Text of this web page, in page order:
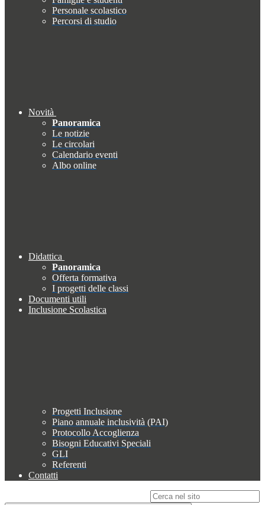
Personale scolastico
Percorsi di studio
Novità
Panoramica
Le notizie
Le circolari
Calendario eventi
Albo online
Didattica
Panoramica
Offerta formativa
I progetti delle classi
Documenti utili
Inclusione Scolastica
Progetti Inclusione
Piano annuale inclusività (PAI)
Protocollo Accoglienza
Bisogni Educativi Speciali
GLI
Referenti
Contatti